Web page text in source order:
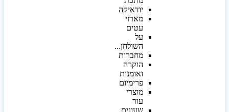
יודאיקה
מארזי
עטים
על
השולחן...
מחברות
הוקרה
ואומנות
פרימיום
מוצרי
עור
שעונים